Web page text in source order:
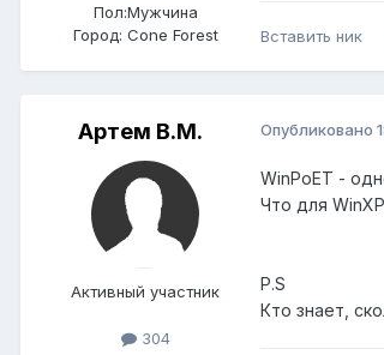
Пол:Мужчина
Город: Cone Forest Вставить ник
Артем B.M.
Активный участник
304
Опубликовано
WinPoET -
Что для
P.S
Кто знает,